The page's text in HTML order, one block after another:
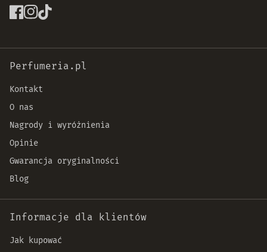
Perfumeria.pl
Kontakt
O nas
Nagrody i wyróżnienia
Opinie
Gwarancja oryginalności
Blog
Informacje dla klientów
Jak kupować